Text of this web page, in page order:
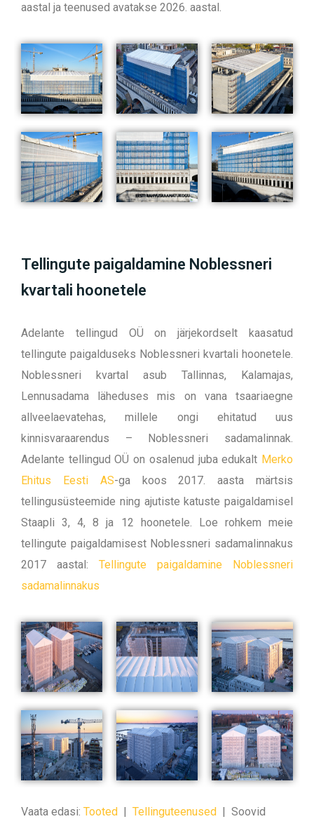
aastal ja teenused avatakse 2026. aastal.
Tellingute paigaldamine Noblessneri
kvartali hoonetele
Adelante tellingud OÜ on järjekordselt kaasatud
tellingute paigalduseks Noblessneri kvartali hoonetele.
Noblessneri kvartal asub Tallinnas, Kalamajas,
Lennusadama läheduses mis on vana tsaariaegne
allveelaevatehas, millele ongi ehitatud uus
kinnisvaraarendus – Noblessneri sadamalinnak.
Adelante tellingud OÜ on osalenud juba edukalt Merko
Ehitus Eesti AS-ga koos2017. aasta märtsis
tellingusüsteemide ning ajutiste katuste paigaldamisel
Staapli 3, 4, 8 ja 12 hoonetele. Loe rohkem meie
tellingute paigaldamisest Noblessneri sadamalinnakus
2017 aastal: Tellingute paigaldamine Noblessneri
sadamalinnakus
Vaata edasi: Tooted | Tellinguteenused | Soovid